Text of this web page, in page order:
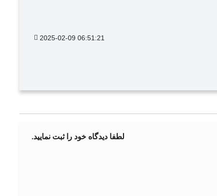
2025-02-09 06:51:21
لطفا دیدگاه خود را ثبت نمایید.